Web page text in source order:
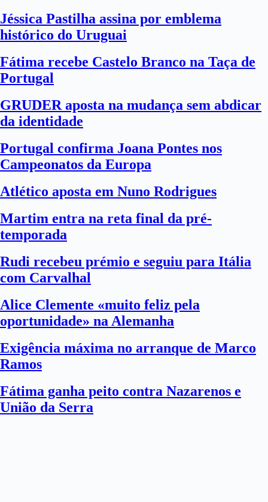
Jéssica Pastilha assina por emblema
histórico do Uruguai
Fátima recebe Castelo Branco na Taça de
Portugal
GRUDER aposta na mudança sem abdicar
da identidade
Portugal confirma Joana Pontes nos
Campeonatos da Europa
Atlético aposta em Nuno Rodrigues
Martim entra na reta final da pré-
temporada
Rudi recebeu prémio e seguiu para Itália
com Carvalhal
Alice Clemente «muito feliz pela
oportunidade» na Alemanha
Exigência máxima no arranque de Marco
Ramos
Fátima ganha peito contra Nazarenos e
União da Serra